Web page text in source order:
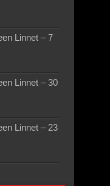
Linnet – 7
Linnet – 30
Linnet – 23